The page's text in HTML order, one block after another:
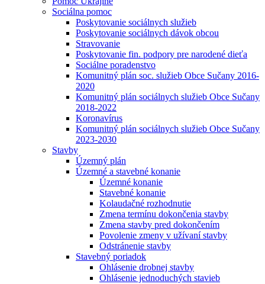
Sociálna pomoc
Poskytovanie sociálnych služieb
Poskytovanie sociálnych dávok obcou
Stravovanie
Poskytovanie fin. podpory pre narodené dieťa
Sociálne poradenstvo
Komunitný plán soc. služieb Obce Sučany 2016-
2020
Komunitný plán sociálnych služieb Obce Sučany
2018-2022
Koronavírus
Komunitný plán sociálnych služieb Obce Sučany
2023-2030
Stavby
Územný plán
Územné a stavebné konanie
Územné konanie
Stavebné konanie
Kolaudačné rozhodnutie
Zmena termínu dokončenia stavby
Zmena stavby pred dokončením
Povolenie zmeny v užívaní stavby
Odstránenie stavby
Stavebný poriadok
Ohlásenie drobnej stavby
Ohlásenie jednoduchých stavieb